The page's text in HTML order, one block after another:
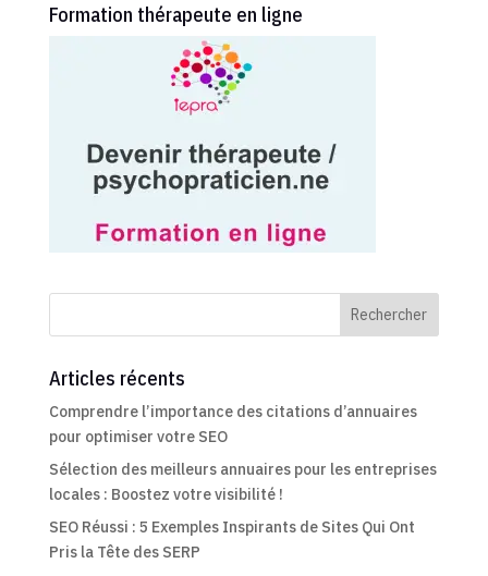
Formation thérapeute en ligne
Rechercher
Articles récents
Comprendre l’importance des citations d’annuaires
pour optimiser votre SEO
Sélection des meilleurs annuaires pour les entreprises
locales : Boostez votre visibilité !
SEO Réussi : 5 Exemples Inspirants de Sites Qui Ont
Pris la Tête des SERP